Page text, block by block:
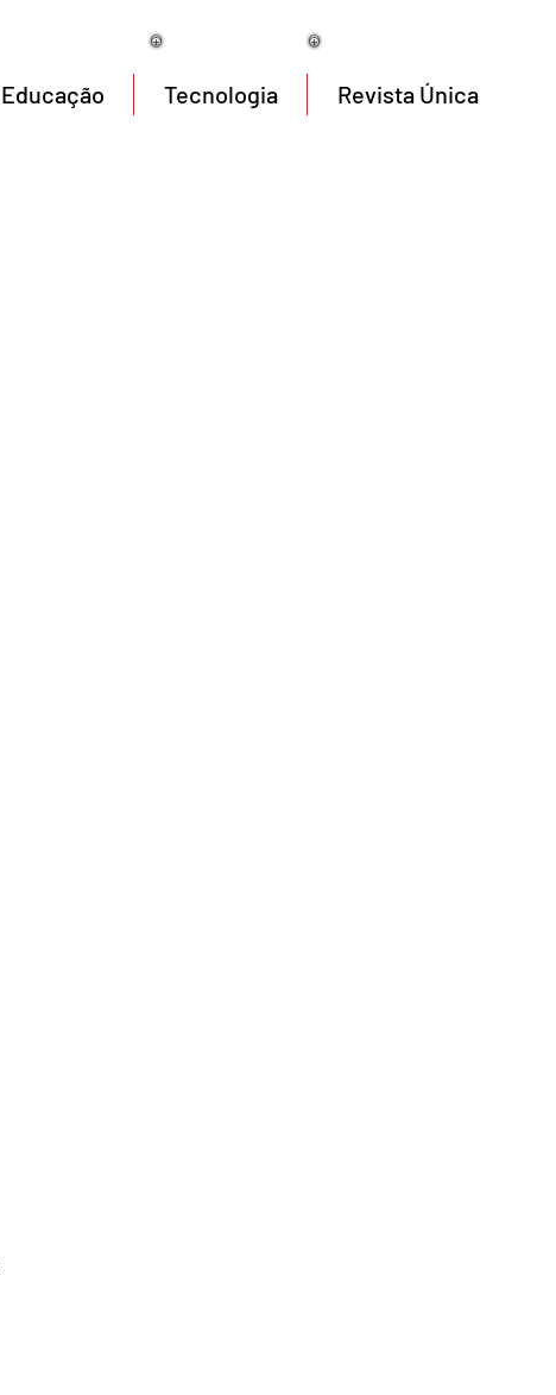
Educação Tecnologia Revista Única